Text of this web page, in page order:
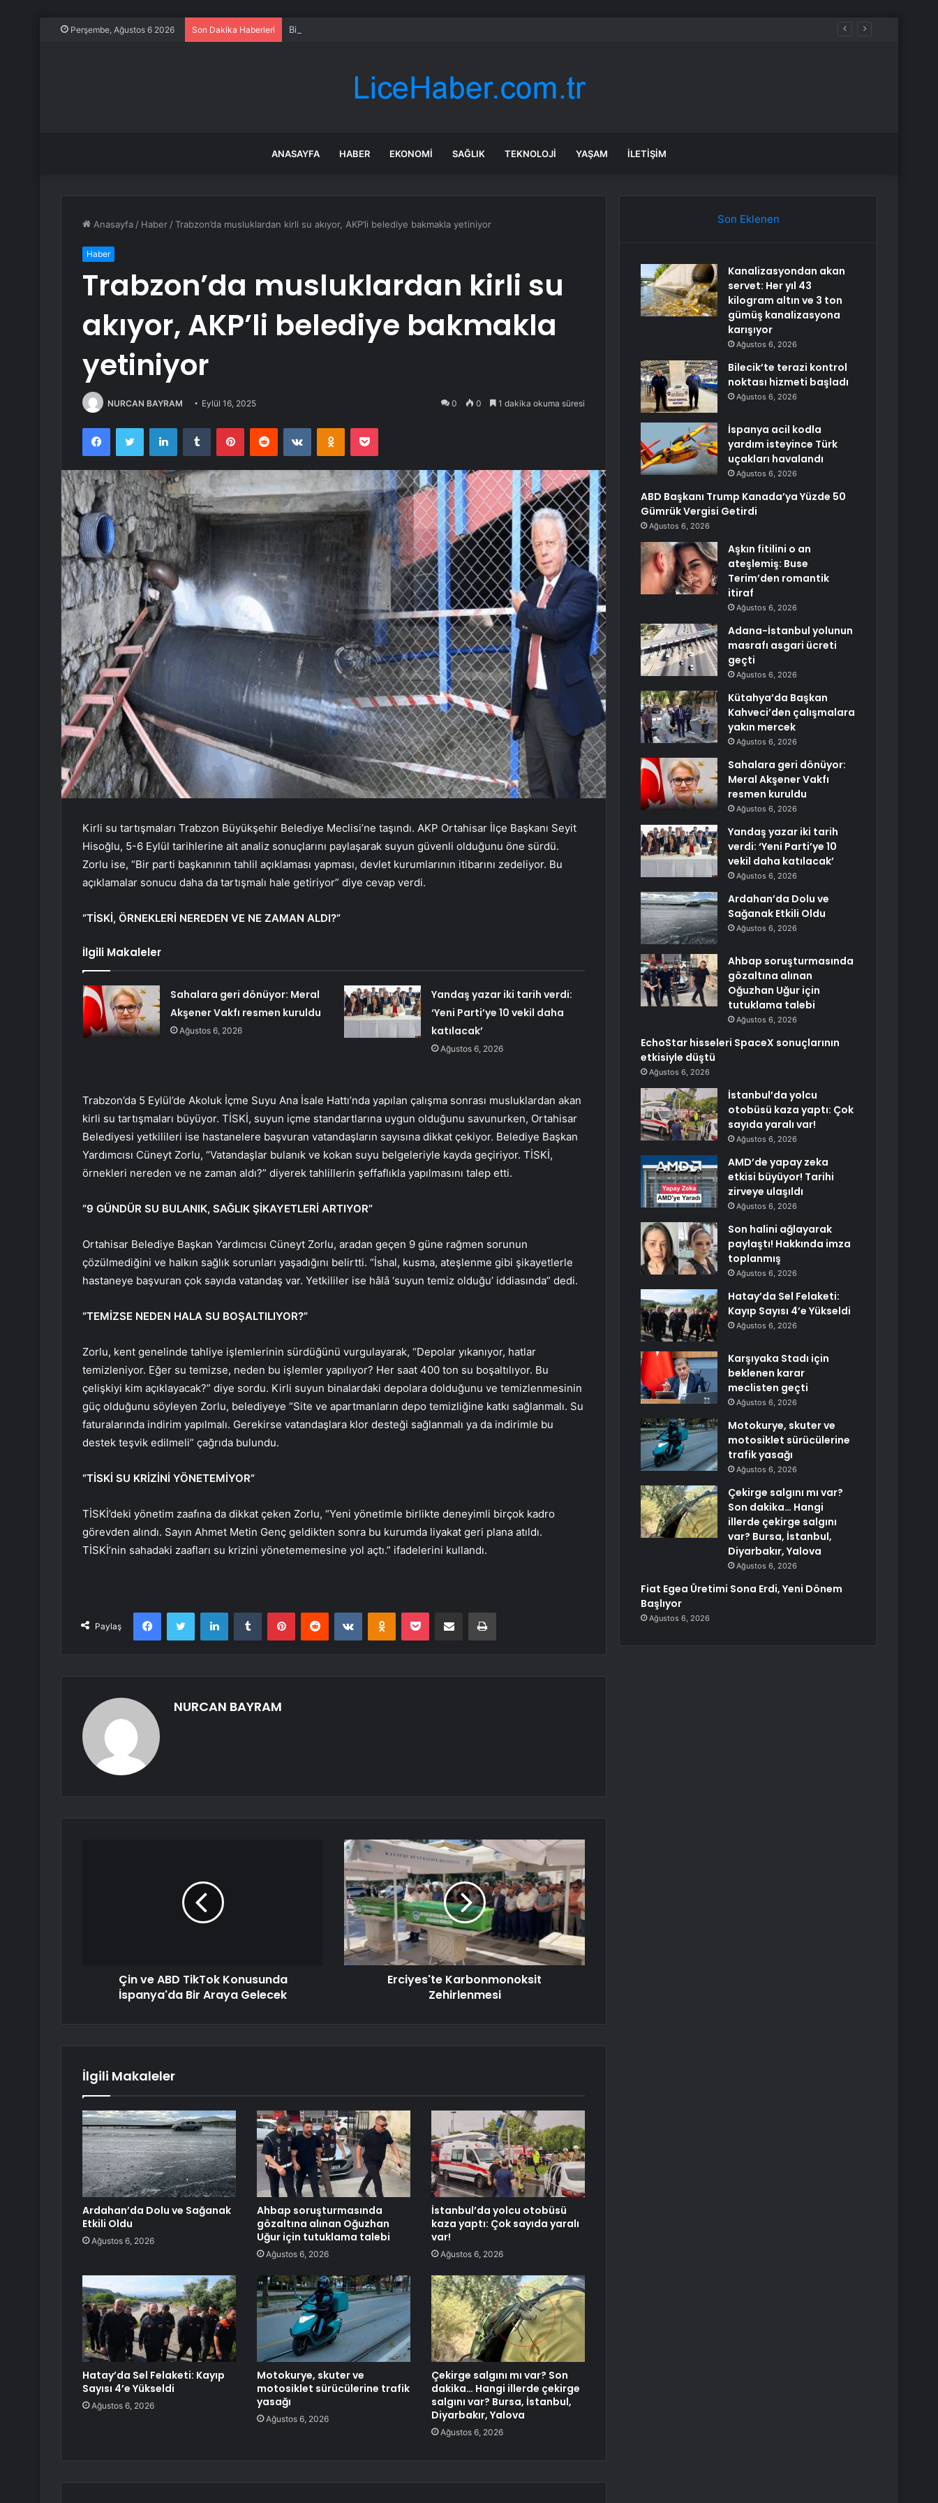
Perşembe, Ağustos 6 2026 Son Dakika Haberleri Bilecik’te terazi kontrol noktası hizmeti başladı
ANASAYFA HABER EKONOMI SAĞLIK TEKNOLOJI YAŞAM İLETIŞIM
Anasayfa / Haber /Trabzon’da musluklardan kirli su akıyor, AKP’li belediye bakmakla yetiniyor
Haber
Trabzon’da musluklardan kirli su
akıyor, AKP’li belediye bakmakla
yetiniyor
NURCAN BAYRAM Eylül 16, 2025 0 0 1 dakika okuma süresi
FacebookTwitter LinkedInTumblr PinterestReddit VKontakteOdnoklassniki
Pocket
Kirli su tartışmaları Trabzon Büyükşehir Belediye Meclisi’ne taşındı. AKP Ortahisar İlçe Başkanı Seyit
Hisoğlu, 5-6 Eylül tarihlerine ait analiz sonuçlarını paylaşarak suyun güvenli olduğunu öne sürdü.
Zorlu ise, “Bir parti başkanının tahlil açıklaması yapması, devlet kurumlarının itibarını zedeliyor. Bu
açıklamalar sonucu daha da tartışmalı hale getiriyor” diye cevap verdi.
“TİSKİ, ÖRNEKLERİ NEREDEN VE NE ZAMAN ALDI?”
İlgili Makaleler
Sahalara geri dönüyor: Meral
Akşener Vakfı resmen kuruldu
Ağustos 6, 2026
Yandaş yazar iki tarih verdi:
‘Yeni Parti’ye 10 vekil daha
katılacak’
Ağustos 6, 2026
Trabzon’da 5 Eylül’de Akoluk İçme Suyu Ana İsale Hattı’nda yapılan çalışma sonrası musluklardan akan
kirli su tartışmaları büyüyor. TİSKİ, suyun içme standartlarına uygun olduğunu savunurken, Ortahisar
Belediyesi yetkilileri ise hastanelere başvuran vatandaşların sayısına dikkat çekiyor. Belediye Başkan
Yardımcısı Cüneyt Zorlu, “Vatandaşlar bulanık ve kokan suyu belgeleriyle kayda geçiriyor. TİSKİ,
örnekleri nereden ve ne zaman aldı?” diyerek tahlillerin şeffaflıkla yapılmasını talep etti.
“9 GÜNDÜR SU BULANIK, SAĞLIK ŞİKAYETLERİ ARTIYOR”
Ortahisar Belediye Başkan Yardımcısı Cüneyt Zorlu, aradan geçen 9 güne rağmen sorunun
çözülmediğini ve halkın sağlık sorunları yaşadığını belirtti. “İshal, kusma, ateşlenme gibi şikayetlerle
hastaneye başvuran çok sayıda vatandaş var. Yetkililer ise hâlâ ‘suyun temiz olduğu’ iddiasında” dedi.
“TEMİZSE NEDEN HALA SU BOŞALTILIYOR?”
Zorlu, kent genelinde tahliye işlemlerinin sürdüğünü vurgulayarak, “Depolar yıkanıyor, hatlar
temizleniyor. Eğer su temizse, neden bu işlemler yapılıyor? Her saat 400 ton su boşaltılıyor. Bu
çelişkiyi kim açıklayacak?” diye sordu. Kirli suyun binalardaki depolara dolduğunu ve temizlenmesinin
güç olduğunu söyleyen Zorlu, belediyeye “Site ve apartmanların depo temizliğine katkı sağlanmalı. Su
faturalarında indirim yapılmalı. Gerekirse vatandaşlara klor desteği sağlanmalı ya da indirimle bu
destek teşvik edilmeli” çağrıda bulundu.
“TİSKİ SU KRİZİNİ YÖNETEMİYOR”
TİSKİ’deki yönetim zaafına da dikkat çeken Zorlu, “Yeni yönetimle birlikte deneyimli birçok kadro
görevden alındı. Sayın Ahmet Metin Genç geldikten sonra bu kurumda liyakat geri plana atıldı.
TİSKİ’nin sahadaki zaafları su krizini yönetememesine yol açtı.” ifadelerini kullandı.
Paylaş
FacebookTwitter LinkedInTumblr PinterestReddit VKontakteOdnoklassniki
Pocket E-Posta ile paylaş Yazdır
NURCAN BAYRAM
Çin ve ABD TikTok Konusunda
İspanya'da Bir Araya Gelecek
Erciyes'te Karbonmonoksit
Zehirlenmesi
İlgili Makaleler
Ardahan’da Dolu ve Sağanak
Etkili Oldu
Ağustos 6, 2026
Ahbap soruşturmasında
gözaltına alınan Oğuzhan
Uğur için tutuklama talebi
Ağustos 6, 2026
İstanbul’da yolcu otobüsü
kaza yaptı: Çok sayıda yaralı
var!
Ağustos 6, 2026
Hatay’da Sel Felaketi: Kayıp
Sayısı 4’e Yükseldi
Ağustos 6, 2026
Motokurye, skuter ve
motosiklet sürücülerine trafik
yasağı
Ağustos 6, 2026
Çekirge salgını mı var? Son
dakika… Hangi illerde çekirge
salgını var? Bursa, İstanbul,
Diyarbakır, Yalova
Ağustos 6, 2026
Son Eklenen
Kanalizasyondan akan
servet: Her yıl 43
kilogram altın ve 3 ton
gümüş kanalizasyona
karışıyor
Ağustos 6, 2026
Bilecik’te terazi kontrol
noktası hizmeti başladı
Ağustos 6, 2026
İspanya acil kodla
yardım isteyince Türk
uçakları havalandı
Ağustos 6, 2026
ABD Başkanı Trump Kanada’ya Yüzde 50
Gümrük Vergisi Getirdi
Ağustos 6, 2026
Aşkın fitilini o an
ateşlemiş: Buse
Terim’den romantik
itiraf
Ağustos 6, 2026
Adana-İstanbul yolunun
masrafı asgari ücreti
geçti
Ağustos 6, 2026
Kütahya’da Başkan
Kahveci’den çalışmalara
yakın mercek
Ağustos 6, 2026
Sahalara geri dönüyor:
Meral Akşener Vakfı
resmen kuruldu
Ağustos 6, 2026
Yandaş yazar iki tarih
verdi: ‘Yeni Parti’ye 10
vekil daha katılacak’
Ağustos 6, 2026
Ardahan’da Dolu ve
Sağanak Etkili Oldu
Ağustos 6, 2026
Ahbap soruşturmasında
gözaltına alınan
Oğuzhan Uğur için
tutuklama talebi
Ağustos 6, 2026
EchoStar hisseleri SpaceX sonuçlarının
etkisiyle düştü
Ağustos 6, 2026
İstanbul’da yolcu
otobüsü kaza yaptı: Çok
sayıda yaralı var!
Ağustos 6, 2026
AMD’de yapay zeka
etkisi büyüyor! Tarihi
zirveye ulaşıldı
Ağustos 6, 2026
Son halini ağlayarak
paylaştı! Hakkında imza
toplanmış
Ağustos 6, 2026
Hatay’da Sel Felaketi:
Kayıp Sayısı 4’e Yükseldi
Ağustos 6, 2026
Karşıyaka Stadı için
beklenen karar
meclisten geçti
Ağustos 6, 2026
Motokurye, skuter ve
motosiklet sürücülerine
trafik yasağı
Ağustos 6, 2026
Çekirge salgını mı var?
Son dakika… Hangi
illerde çekirge salgını
var? Bursa, İstanbul,
Diyarbakır, Yalova
Ağustos 6, 2026
Fiat Egea Üretimi Sona Erdi, Yeni Dönem
Başlıyor
Ağustos 6, 2026